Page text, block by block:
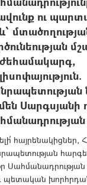
ու
Սարգսյանի
Սահմանադրության
պետական